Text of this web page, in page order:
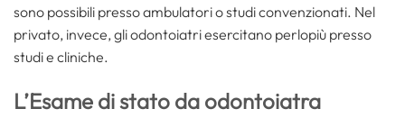
sono possibili presso ambulatori o studi convenzionati. Nel
privato, invece, gli odontoiatri esercitano perlopiù presso
studi e cliniche.
L’Esame di stato da odontoiatra